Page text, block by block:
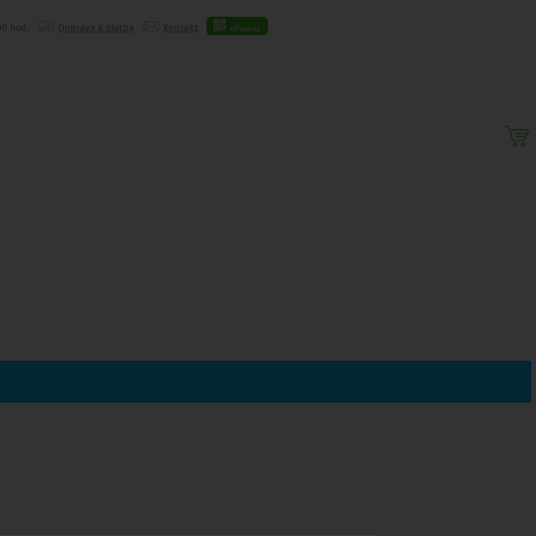
hod. ePoukaz